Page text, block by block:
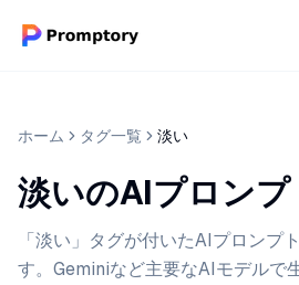
ホーム タグ一覧 淡い
淡いのAIプロンプ
「淡い」タグが付いたAIプロンプ
す。Geminiなど主要なAIモデルで